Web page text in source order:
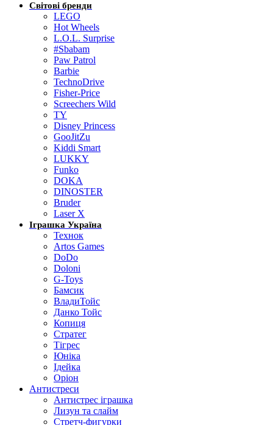
Світові бренди
LEGO
Hot Wheels
L.O.L. Surprise
#Sbabam
Paw Patrol
Barbie
TechnoDrive
Fisher-Price
Screechers Wild
TY
Disney Princess
GooJitZu
Kiddi Smart
LUKKY
Funko
DOKA
DINOSTER
Bruder
Laser X
Іграшка Україна
Технок
Artos Games
DoDo
Doloni
G-Toys
Бамсик
ВладиТойс
Данко Тойс
Копиця
Стратег
Тігрес
Юніка
Ідейка
Оріон
Антистреси
Антистрес іграшка
Лизун та слайм
Стретч-фигурки